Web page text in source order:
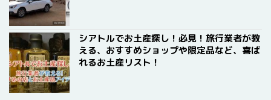
シアトルでお土産探し！必見！旅行業者が教
える、おすすめショップや限定品など、喜ば
れるお土産リスト！